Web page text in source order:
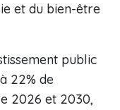
et du bien-être
public
22% de
2026 et 2030,